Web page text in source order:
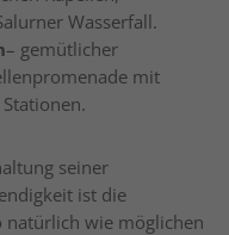
Wasserfall.
– gemütlicher
mit
seiner
ist die
natürlich wie möglichen